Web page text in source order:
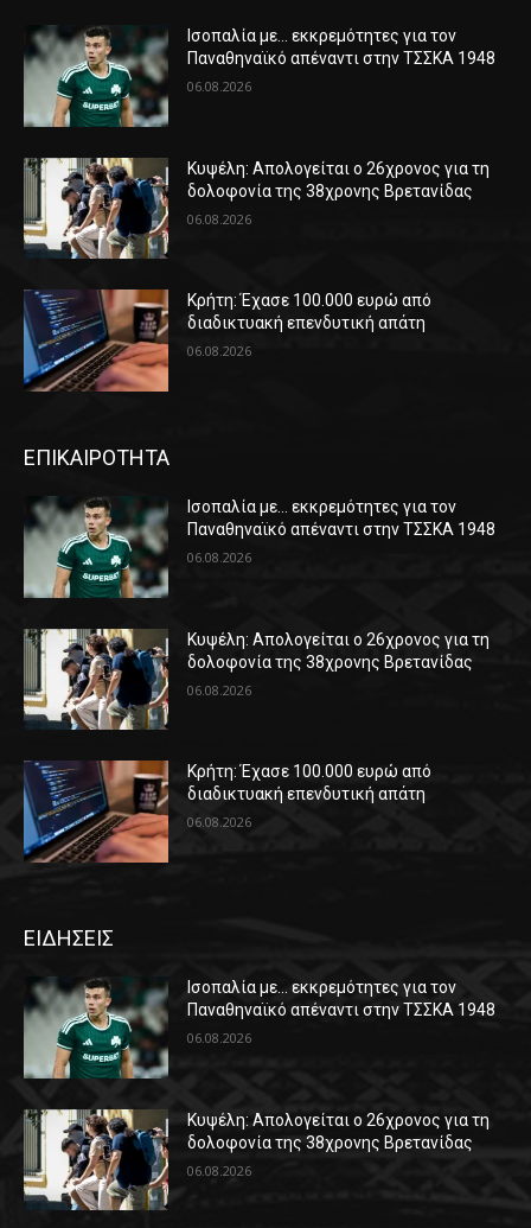
Ισοπαλία με… εκκρεμότητες για τον
Παναθηναϊκό απέναντι στην ΤΣΣΚΑ 1948
06.08.2026
Κυψέλη: Απολογείται ο 26χρονος για τη
δολοφονία της 38χρονης Βρετανίδας
06.08.2026
Κρήτη: Έχασε 100.000 ευρώ από
διαδικτυακή επενδυτική απάτη
06.08.2026
ΕΠΙΚΑΙΡΟΤΗΤΑ
Ισοπαλία με… εκκρεμότητες για τον
Παναθηναϊκό απέναντι στην ΤΣΣΚΑ 1948
06.08.2026
Κυψέλη: Απολογείται ο 26χρονος για τη
δολοφονία της 38χρονης Βρετανίδας
06.08.2026
Κρήτη: Έχασε 100.000 ευρώ από
διαδικτυακή επενδυτική απάτη
06.08.2026
ΕΙΔΗΣΕΙΣ
Ισοπαλία με… εκκρεμότητες για τον
Παναθηναϊκό απέναντι στην ΤΣΣΚΑ 1948
06.08.2026
Κυψέλη: Απολογείται ο 26χρονος για τη
δολοφονία της 38χρονης Βρετανίδας
06.08.2026